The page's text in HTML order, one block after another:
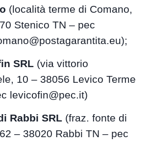
(località terme di Comano,
Stenico TN – pec
SRL (via vittorio
10 – 38056 Levico Terme
levicofin@pec.it)
Rabbi SRL (fraz. fonte di
– 38020 Rabbi TN – pec